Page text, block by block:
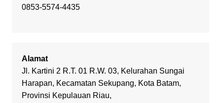
0853-5574-4435
Alamat
Jl. Kartini 2 R.T. 01 R.W. 03, Kelurahan Sungai
Harapan, Kecamatan Sekupang, Kota Batam,
Provinsi Kepulauan Riau,